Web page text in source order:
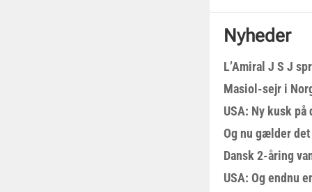
Nyheder
L’Amiral J S J
Masiol-sejr i
USA: Ny kusk på
Og nu gælder
Dansk 2-åring
USA: Og endnu